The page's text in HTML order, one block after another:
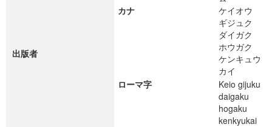
出版者
カナ
ケイオウ
ギジュク
ダイガク
ホウガク
ケンキュウ
カイ
ローマ字
Keio gijuku
daigaku
hogaku
kenkyukai